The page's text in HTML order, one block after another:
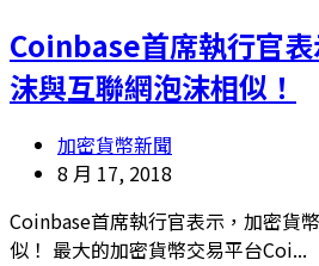
Coinbase首席執行官
沫與互聯網泡沫相似！
加密貨幣新聞
8 月 17, 2018
Coinbase首席執行官表示，加密貨
似！ 最大的加密貨幣交易平台Coi...